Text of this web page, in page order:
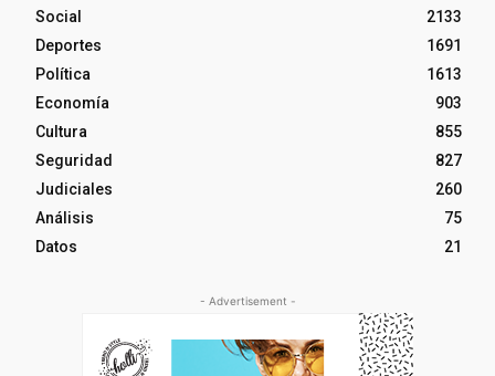
Social
2133
Deportes
1691
Política
1613
Economía
903
Cultura
855
Seguridad
827
Judiciales
260
Análisis
75
Datos
21
- Advertisement -